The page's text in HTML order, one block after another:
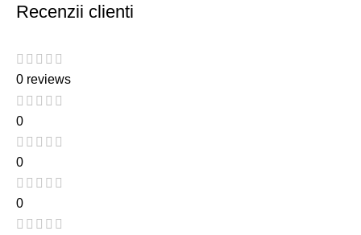
Recenzii clienti
0 reviews
0
0
0